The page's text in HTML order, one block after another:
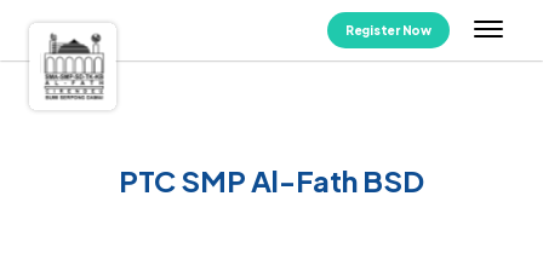
Register Now
PTC SMP Al-Fath BSD